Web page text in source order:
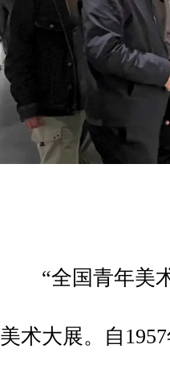
“全国青年美术
美术大展。自